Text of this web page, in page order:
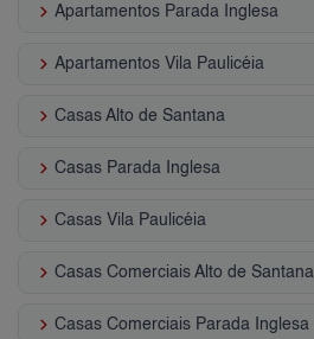
keyboard_arrow_right Apartamentos Parada Inglesa
keyboard_arrow_right Apartamentos Vila Paulicéia
keyboard_arrow_right Casas Alto de Santana
keyboard_arrow_right Casas Parada Inglesa
keyboard_arrow_right Casas Vila Paulicéia
keyboard_arrow_right Casas Comerciais Alto de Santana
keyboard_arrow_right Casas Comerciais Parada Inglesa